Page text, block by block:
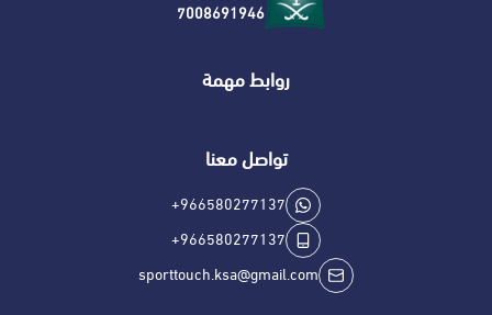
7008691946
روابط مهمة
تواصل معنا
+966580277137
+966580277137
sporttouch.ksa@gmail.com